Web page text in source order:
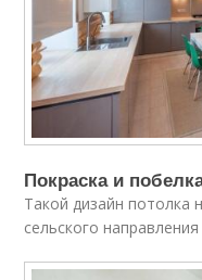
Покраска и
Такой дизайн потолка
сельского